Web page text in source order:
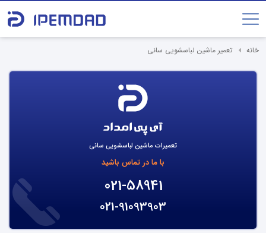
خانه تعمیر ماشین لباسشویی سانی
تعمیرات ماشین لباسشویی سانی
با ما در تماس باشید
021-58941
021-91093903